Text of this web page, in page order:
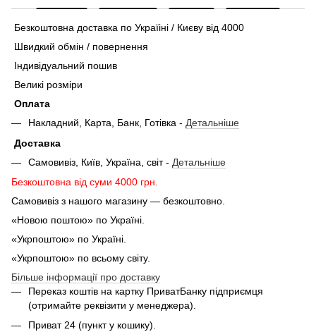
Безкоштовна доставка по Україіні / Києву від 4000
Швидкий обмін / повернення
Індивідуальний пошив
Великі розміри
Оплата
Накладний, Карта, Банк, Готівка - Детальніше
Доставка
Самовивіз, Київ, Україна, світ - Детальніше
Безкоштовна від суми 4000 грн.
Самовивіз з нашого магазину — безкоштовно.
«Новою поштою» по Україні.
«Укрпоштою» по Україні.
«Укрпоштою» по всьому світу.
Більше інформації про доставку
Переказ коштів на картку ПриватБанку підприємця
(отримайте реквізити у менеджера).
Приват 24 (пункт у кошику).